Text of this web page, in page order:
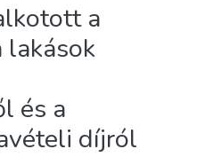
a
lakások
és a
díjról